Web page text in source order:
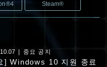
Steam®
중요 공지
] Windows 10 지원 종료